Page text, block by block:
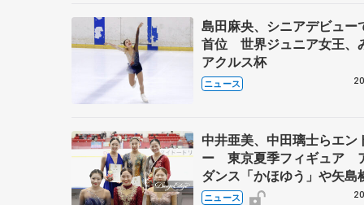
島田麻央、シニアデビュー
首位 世界ジュニア女王、
アクルス杯
ニュース
中井亜美、中田璃士らエン
ー 東京夏季フィギュア
ダンス「かほゆう」や矢島
北村凌大組も
ニュース